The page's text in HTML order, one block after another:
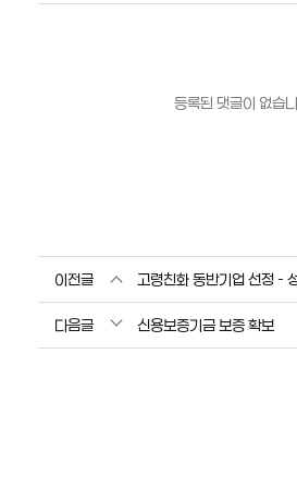
등록된 댓글이 없습
이전글 고령친화 동반기업 선정 -
다음글 신용보증기금 보증 확보